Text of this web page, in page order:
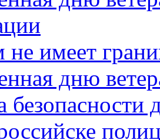
не имеет
дню
безопасности